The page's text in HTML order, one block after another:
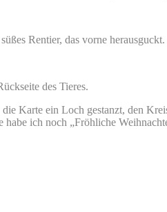
Rentier, das vorne
des Tieres.
Karte ein Loch gestanzt, den
habe ich noch „Fröhliche